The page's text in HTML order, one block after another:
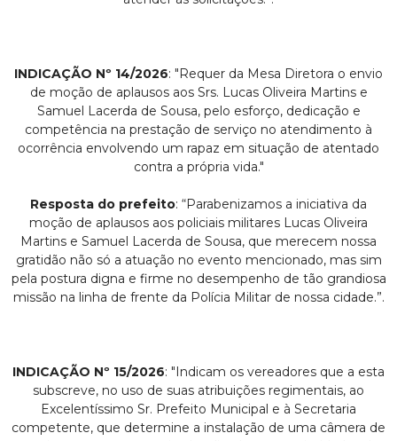
INDICAÇÃO Nº 14/2026: "Requer da Mesa Diretora o envio
de moção de aplausos aos Srs. Lucas Oliveira Martins e
Samuel Lacerda de Sousa, pelo esforço, dedicação e
competência na prestação de serviço no atendimento à
ocorrência envolvendo um rapaz em situação de atentado
contra a própria vida."
Resposta do prefeito: “Parabenizamos a iniciativa da
moção de aplausos aos policiais militares Lucas Oliveira
Martins e Samuel Lacerda de Sousa, que merecem nossa
gratidão não só a atuação no evento mencionado, mas sim
pela postura digna e firme no desempenho de tão grandiosa
missão na linha de frente da Polícia Militar de nossa cidade.”.
INDICAÇÃO Nº 15/2026: "Indicam os vereadores que a esta
subscreve, no uso de suas atribuições regimentais, ao
Excelentíssimo Sr. Prefeito Municipal e à Secretaria
competente, que determine a instalação de uma câmera de